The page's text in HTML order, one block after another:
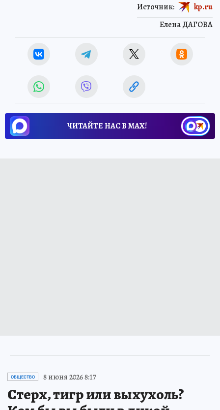
Елена ДАГОВА
Источник: kp.ru
ЧИТАЙТЕ НАС В МАХ!
ОБЩЕСТВО 8 июня 2026 8:17
Стерх, тигр или выхухоль?